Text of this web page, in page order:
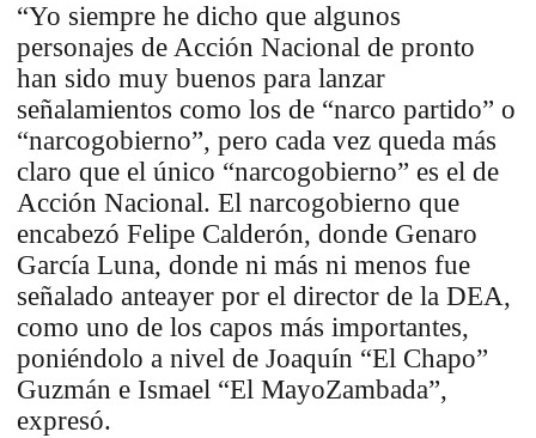
“Yo siempre he dicho que algunos
personajes de Acción Nacional de pronto
han sido muy buenos para lanzar
señalamientos como los de “narco partido” o
“narcogobierno”, pero cada vez queda más
claro que el único “narcogobierno” es el de
Acción Nacional. El narcogobierno que
encabezó Felipe Calderón, donde Genaro
García Luna, donde ni más ni menos fue
señalado anteayer por el director de la DEA,
como uno de los capos más importantes,
poniéndolo a nivel de Joaquín “El Chapo”
Guzmán e Ismael “El MayoZambada”,
expresó.